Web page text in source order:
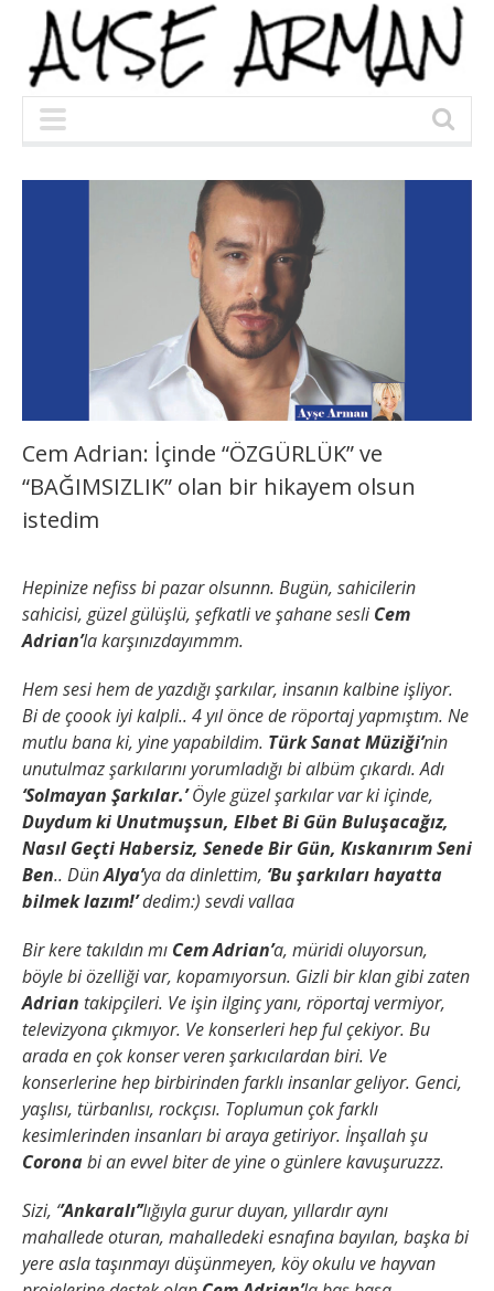
Cem Adrian: İçinde “ÖZGÜRLÜK” ve
“BAĞIMSIZLIK” olan bir hikayem olsun
istedim
Hepinize nefiss bi pazar olsunnn. Bugün, sahicilerin
sahicisi, güzel gülüşlü, şefkatli ve şahane sesliCem
Adrian’la karşınızdayımmm.
Hem sesi hem de yazdığı şarkılar, insanın kalbine işliyor.
Bi de çoook iyi kalpli.. 4 yıl önce de röportaj yapmıştım. Ne
mutlu bana ki, yine yapabildim. Türk Sanat Müziği’nin
unutulmaz şarkılarını yorumladığı bi albüm çıkardı. Adı
‘Solmayan Şarkılar.’Öyle güzel şarkılar var ki içinde,
Duydum ki Unutmuşsun, Elbet Bi Gün Buluşacağız,
Nasıl Geçti Habersiz, Senede Bir Gün, Kıskanırım Seni
Ben.. DünAlya’ya da dinlettim, ‘Bu şarkıları hayatta
bilmek lazım!’dedim:) sevdi vallaa
Bir kere takıldın mı Cem Adrian’a, müridi oluyorsun,
böyle bi özelliği var, kopamıyorsun. Gizli bir klan gibi zaten
Adrian takipçileri. Ve işin ilginç yanı, röportaj vermiyor,
televizyona çıkmıyor. Ve konserleri hep ful çekiyor. Bu
arada en çok konser veren şarkıcılardan biri. Ve
konserlerine hep birbirinden farklı insanlar geliyor. Genci,
yaşlısı, türbanlısı, rockçısı. Toplumun çok farklı
kesimlerinden insanları bi araya getiriyor. İnşallah şu
Coronabi an evvel biter de yine o günlere kavuşuruzzz.
Sizi, ‘’Ankaralı’’lığıyla gurur duyan, yıllardır aynı
mahallede oturan, mahalledeki esnafına bayılan, başka bi
yere asla taşınmayı düşünmeyen, köy okulu ve hayvan